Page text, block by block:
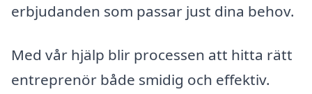
erbjudanden som passar just dina behov.
Med vår hjälp blir processen att hitta rätt
entreprenör både smidig och effektiv.